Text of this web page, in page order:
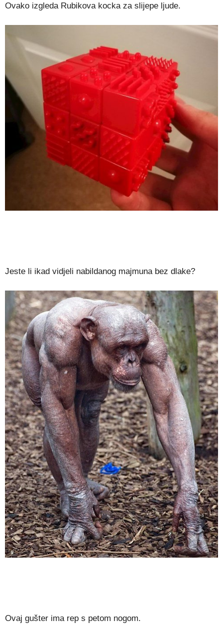
Ovako izgleda Rubikova kocka za slijepe ljude.
Jeste li ikad vidjeli nabildanog majmuna bez dlake?
Ovaj gušter ima rep s petom nogom.